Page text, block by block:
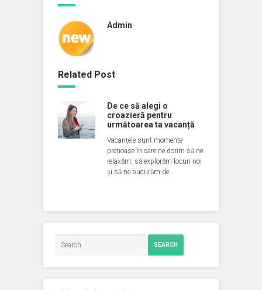
Admin
Related Post
De ce să alegi o
croazieră pentru
următoarea ta vacanță
Vacanțele sunt momente
prețioase în care ne dorim să ne
relaxăm, să explorăm locuri noi
și să ne bucurăm de…
SEARCH